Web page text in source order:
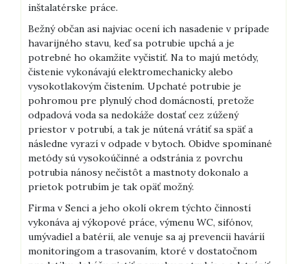
inštalatérske práce.
Bežný občan asi najviac ocení ich nasadenie v prípade
havarijného stavu, keď sa potrubie upchá a je
potrebné ho okamžite vyčistiť. Na to majú metódy,
čistenie vykonávajú elektromechanicky alebo
vysokotlakovým čistením. Upchaté potrubie je
pohromou pre plynulý chod domácností, pretože
odpadová voda sa nedokáže dostať cez zúžený
priestor v potrubí, a tak je nútená vrátiť sa späť a
následne vyrazí v odpade v bytoch. Obidve spomínané
metódy sú vysokoúčinné a odstránia z povrchu
potrubia nánosy nečistôt a mastnoty dokonalo a
prietok potrubím je tak opäť možný.
Firma v Senci a jeho okolí okrem týchto činností
vykonáva aj výkopové práce, výmenu WC, sifónov,
umývadiel a batérií, ale venuje sa aj prevencii havárií
monitoringom a trasovaním, ktoré v dostatočnom